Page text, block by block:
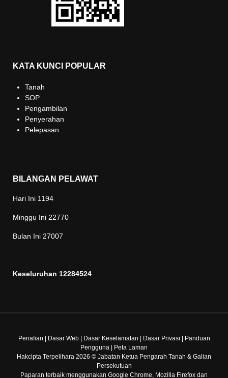
KATA KUNCI POPULAR
Tanah
SOP
Pengambilan
Penyerahan
Pelepasan
BILANGAN PELAWAT
Hari Ini 1194
Minggu Ini 22770
Bulan Ini 27007
Keseluruhan 12284524
Penafian Dasar Web| Dasar Keselamatan Dasar Privasi
Panduan
Pengguna
Peta Laman
Hakcipta Terpelihara 2026 © Jabatan Ketua Pengarah Tanah & Galian
Persekutuan
Paparan terbaik menggunakan Google Chrome, Mozilla Firefox dan